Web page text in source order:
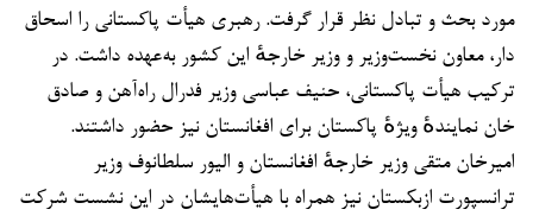
مورد بحث و تبادل نظر قرار گرفت. رهبری هیأت پاکستانی را اسحاق
دار، معاون نخست‌وزیر و وزیر خارجهٔ این کشور به‌عهده داشت. در
ترکیب هیأت پاکستانی، حنیف عباسی وزیر فدرال راه‌آهن و صادق
خان نمایندهٔ ویژهٔ پاکستان برای افغانستان نیز حضور داشتند.
امیرخان متقی وزیر خارجهٔ افغانستان و الیور سلطانوف وزیر
ترانسپورت ازبکستان نیز همراه با هیأت‌هایشان در این نشست شرکت